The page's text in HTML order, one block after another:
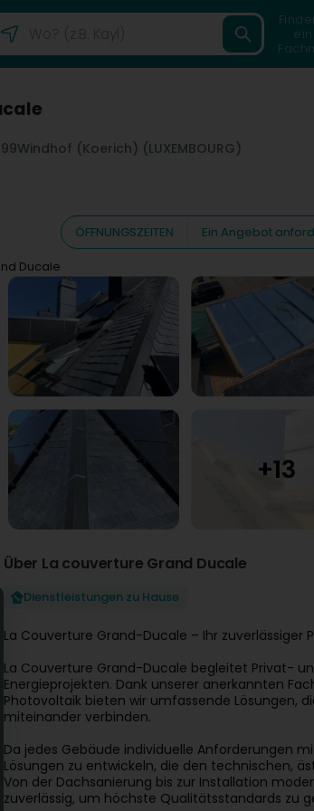
Windhof (Koerich) (LUXEMBOURG)
ÖFFNUNGSZEITEN Ein Angebot
Ducale
Über La couverture Grand Ducale
Dienstleistungen zu Hause
La Couverture Grand-Ducale – Ihr
La Couverture Grand-Ducale begleitet Privat-
Energieprojekten. Dank unserer anerkannten
Photovoltaik bieten wir umfassende Lösungen,
miteinander verbinden.
Da jedes Gebäude individuelle Anforderungen
Lösungen zu entwickeln, die den technischen,
Von der Dachsanierung bis zur Installation
zuverlässig, um höchste Qualitätsstandards zu